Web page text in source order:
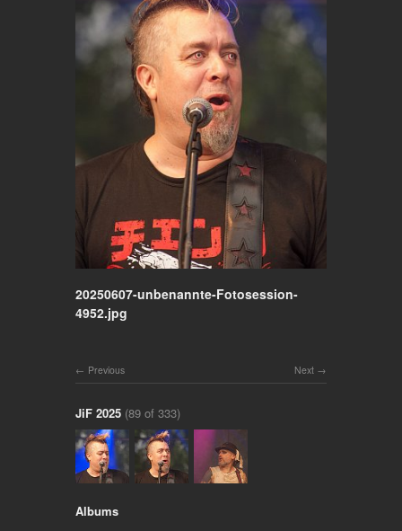
20250607-unbenannte-Fotosession-
4952.jpg
Next
Previous
JiF 2025 (89 of 333)
Albums